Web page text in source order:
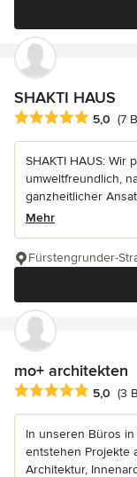
SHAKTI HAUS
Durchschnittliche
5,0 (7
SHAKTI HAUS: Wir
umweltfreundlich,
ganzheitlicher
Mehr
Fürstengrunder-
mo+ architekten
Durchschnittliche
5,0 (3
In unseren Büros
entstehen Projekte
Architektur,